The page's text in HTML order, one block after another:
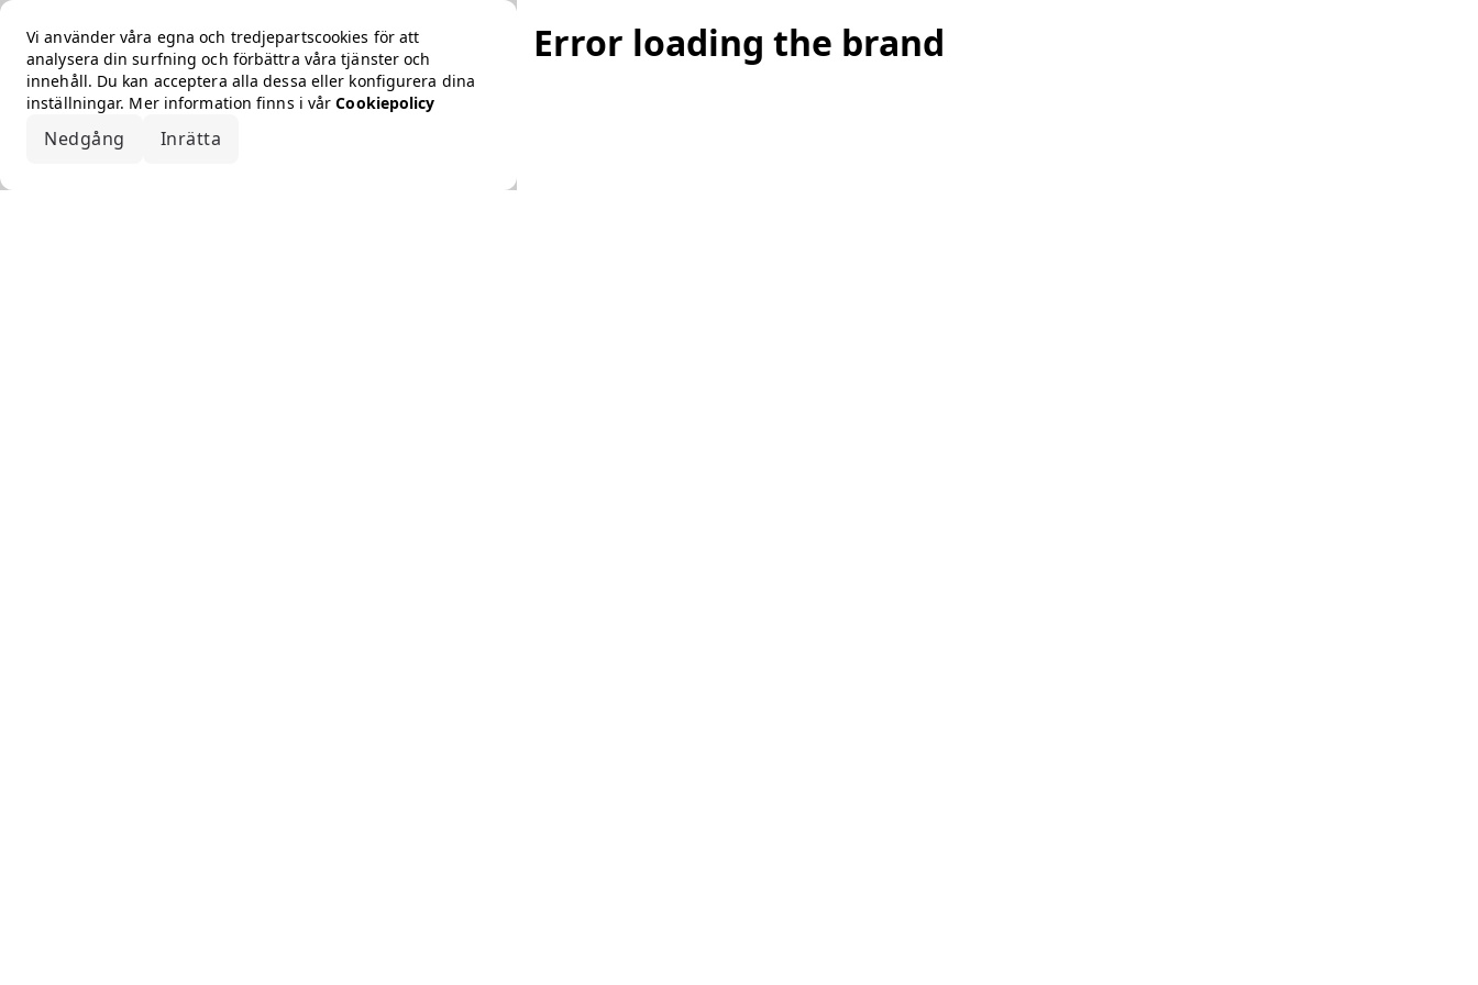
Vi använder våra egna och tredjepartscookies för att
analysera din surfning och förbättra våra tjänster och
innehåll. Du kan acceptera alla dessa eller konfigurera dina
inställningar. Mer information finns i vårCookiepolicy
Nedgång Inrätta
Error loading the brand